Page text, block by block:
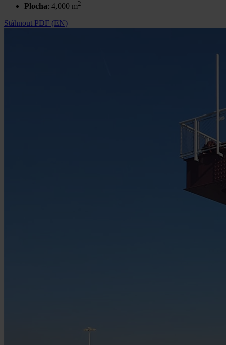
Plocha: 4,000 m2
Stáhnout PDF (EN)